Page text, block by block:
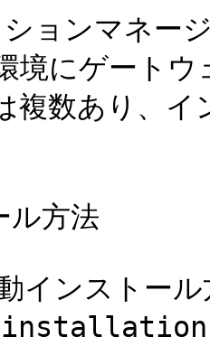
ョンマネー
境にゲート
複数あり、
方法
インスト